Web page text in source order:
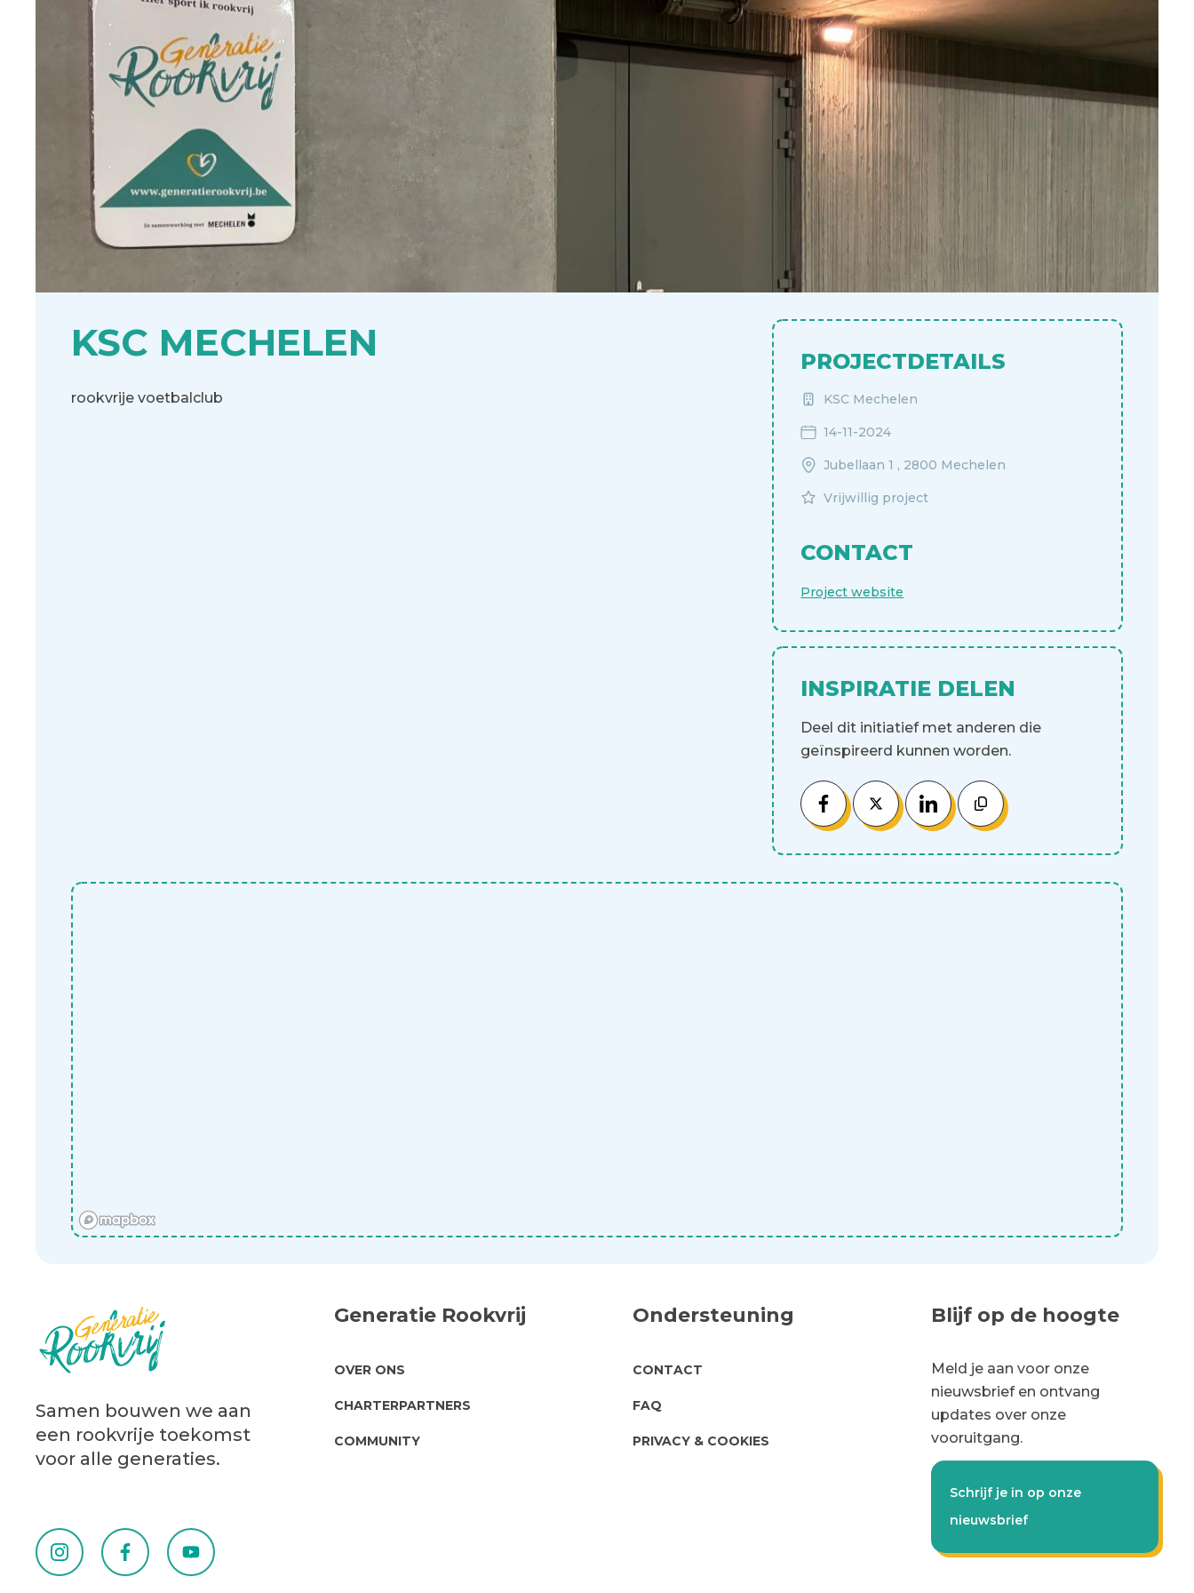
KSC MECHELEN
rookvrije voetbalclub
PROJECTDETAILS
KSC Mechelen
14-11-2024
Jubellaan 1 , 2800 Mechelen
Vrijwillig project
CONTACT
Project website
INSPIRATIE DELEN
Deel dit initiatief met anderen die
geïnspireerd kunnen worden.
Samen bouwen we aan
een rookvrije toekomst
voor alle generaties.
Generatie Rookvrij
ABOUT
US
OVER ONS
CHARTERPARTNERS
COMMUNITY
Ondersteuning
SUPPORT
CONTACT
FAQ
PRIVACY & COOKIES
Blijf op de hoogte
Meld je aan voor onze
nieuwsbrief en ontvang
updates over onze
vooruitgang.
Schrijf je in op onze
nieuwsbrief